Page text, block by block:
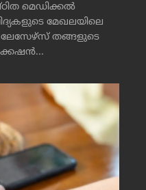
മെഡിക്കൽ
മേഖലയിലെ
തങ്ങളുടെ